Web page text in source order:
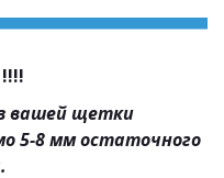
вашей щетки
5-8 мм остаточного